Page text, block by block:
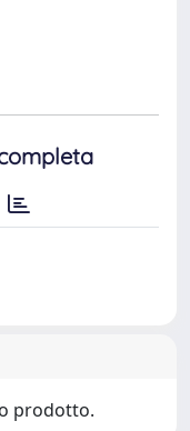
prodotto.